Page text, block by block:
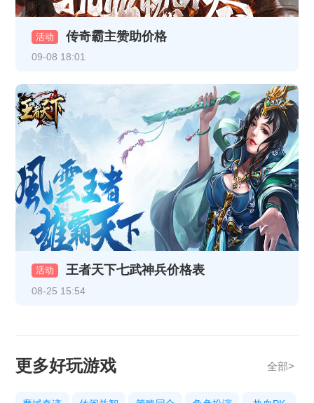
《乱世诸侯》线下活动
《热血战纪》11月17日+11月19日合服公告
《乱世诸侯》精彩开服活动
《热血战纪》10月29日-10月31日重阳线下返利活动
《天地诸神》10月20日13:00停服维护公告
《热血战纪》10月17日合服公告
《热血战纪》10月14日合服公告
《热血战纪》10月9日合服公告
《传奇时代》10月9号合服公告
《热血战纪》10月3日合服公告
《热血战纪》10.1-10.8节日限时充值活动
活动 传奇霸主赞助价格
09-08 18:01
活动 王者天下七武神兵价格表
08-25 15:54
更多好玩游戏 全部>